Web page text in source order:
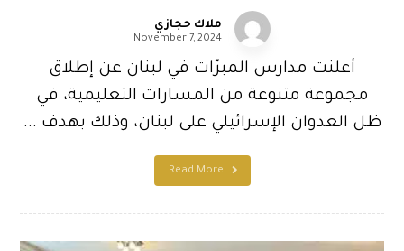
ملاك حجازي
November 7, 2024
أعلنت مدارس المبرّات في لبنان عن إطلاق
مجموعة متنوعة من المسارات التعليمية، في
ظل العدوان الإسرائيلي على لبنان، وذلك بهدف ...
Read More